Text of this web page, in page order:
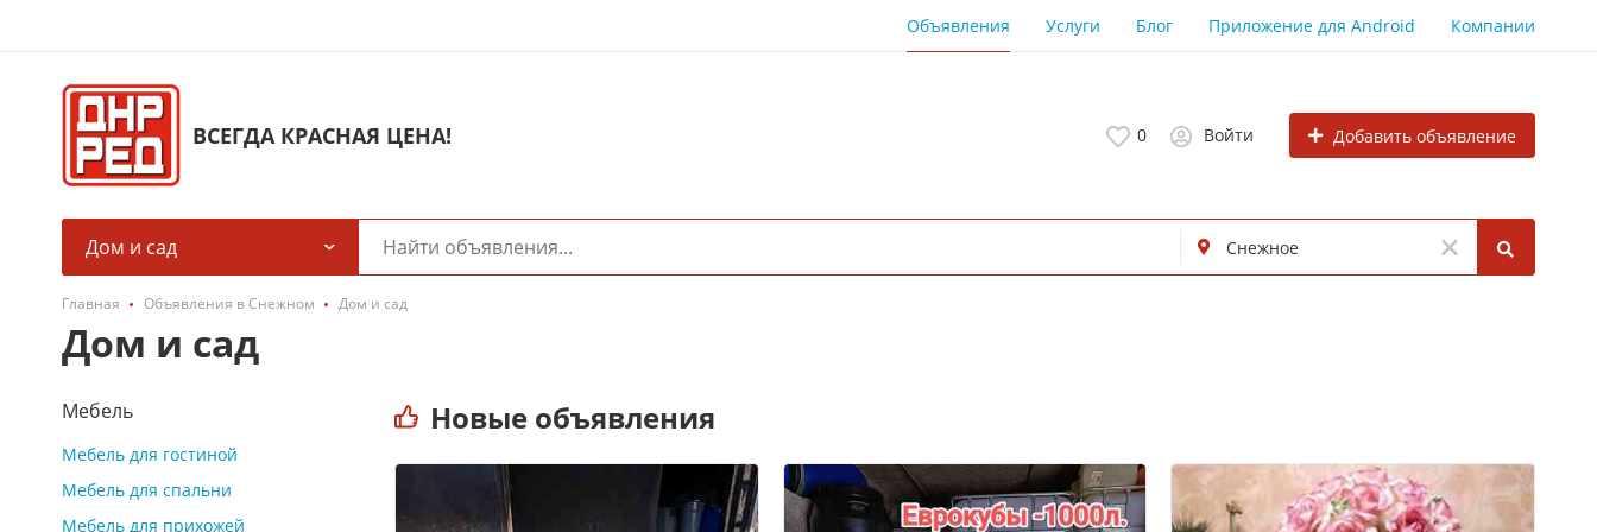
Объявления Услуги Блог Приложение для Android Компании
ВСЕГДА КРАСНАЯ ЦЕНА! 0 Войти Добавить объявление
Дом и сад
Главная Объявления в Снежном Дом и сад
Дом и сад
Новые объявления
Мебель
Мебель для гостиной
Мебель для спальни
Мебель для прихожей